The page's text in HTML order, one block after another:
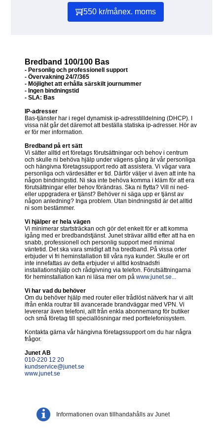
550 kr/månex. moms
Bredband 100/100 Bas
- Personlig och professionell support
- Övervakning 24/7/365
- Möjlighet att erhålla särskilt journummer
- Ingen bindningstid
- SLA: Bas
IP-adresser
Bas-tjänster har i regel dynamisk ip-adresstilldelning (DHCP). I
vissa nät går det däremot att beställa statiska ip-adresser. Hör av
er för mer information.
Bredband på ert sätt
Vi sätter alltid ert företags förutsättningar och behov i centrum
och skulle ni behöva hjälp under vägens gång är vår personliga
och hängivna företagssupport redo att assistera. Vi vågar vara
personliga och värdesätter er tid. Därför väljer vi även att inte ha
någon bindningstid. Ni ska inte behöva komma i kläm för att era
förutsättningar eller behov förändras. Ska ni flytta? Vill ni ned-
eller uppgradera er tjänst? Behöver ni säga upp er tjänst av
någon anledning? Inga problem. Utan bindningstid är det alltid
ni som bestämmer.
Vi hjälper er hela vägen
Vi minimerar startsträckan och gör det enkelt för er att komma
igång med er bredbandstjänst. Junet strävar alltid efter att ha en
snabb, professionell och personlig support med minimal
väntetid. Det ska vara smidigt att ha bredband. På vissa orter
erbjuder vi fri heminstallation till våra nya kunder. Skulle er ort
inte innefattas av detta erbjuder vi alltid kostnadsfri
installationshjälp och rådgivning via telefon. Förutsättningarna
för heminstallation kan ni läsa mer om på www.junet.se...
Vi har vad du behöver
Om du behöver hjälp med router eller trådlöst nätverk har vi allt
ifrån enkla routrar till avancerade brandväggar med VPN. Vi
levererar även telefoni, allt från enkla abonnemang för butiker
och små företag till speciallösningar med porttelefonisystem.
Kontakta gärna vår hängivna företagssupport om du har några
frågor.
Junet AB
010-220 12 20
kundservice@junet.se
www.junet.se
Informationen ovan tillhandahålls av Junet